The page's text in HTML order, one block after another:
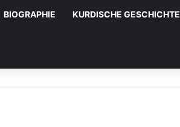
BIOGRAPHIE KURDISCHE GESCHICHTE